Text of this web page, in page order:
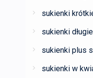
sukienki
sukienki
sukienki plus
sukienki w